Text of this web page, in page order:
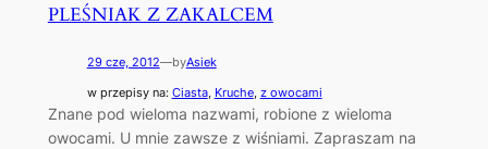
PLEŚNIAK Z ZAKALCEM
29 cze, 2012—byAsiek
w przepisy na: Ciasta, Kruche, z owocami
Znane pod wieloma nazwami, robione z wieloma
owocami. U mnie zawsze z wiśniami. Zapraszam na